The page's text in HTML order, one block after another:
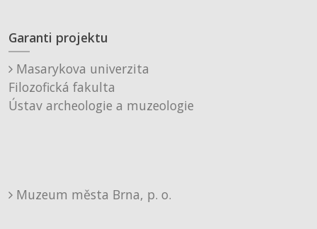
Garanti projektu
Masarykova univerzita
Filozofická fakulta
Ústav archeologie a muzeologie
Muzeum města Brna, p. o.